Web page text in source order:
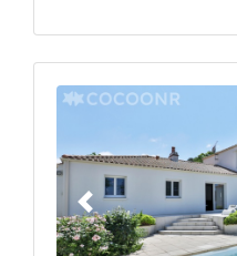
Précédent